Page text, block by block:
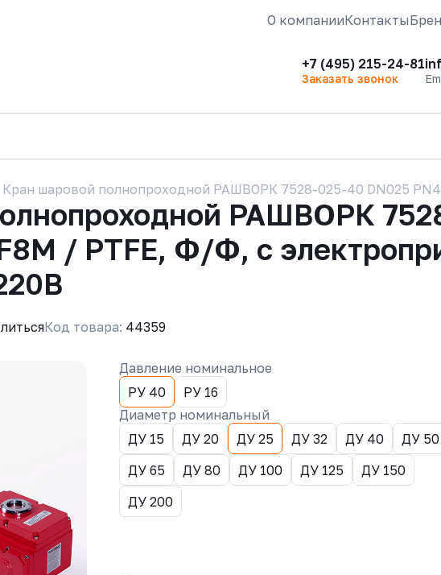
О компанииКонтакты
+7 (495) 215-24-81
Заказать звонок
Кран шаровой полнопроходной РАШВОРК 7528-025-40 DN025
РАШВОРК
/ PTFE, Ф/Ф, с
Код товара: 44359
Давление номинальное
РУ 40
РУ 16
Диаметр номинальный
ДУ 15
ДУ 20 ДУ 25 ДУ 32 ДУ 40
ДУ 50
ДУ 65
ДУ 80 ДУ 100 ДУ 125
ДУ 150
ДУ 200